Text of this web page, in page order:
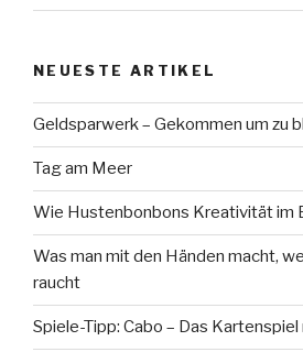
NEUESTE ARTIKEL
Geldsparwerk – Gekommen um zu
Tag am Meer
Wie Hustenbonbons Kreativität im
Was man mit den Händen macht,
raucht
Spiele-Tipp: Cabo – Das